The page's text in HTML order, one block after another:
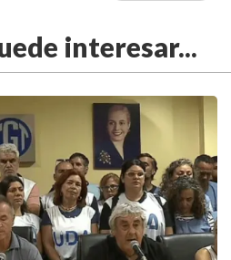
interesar...